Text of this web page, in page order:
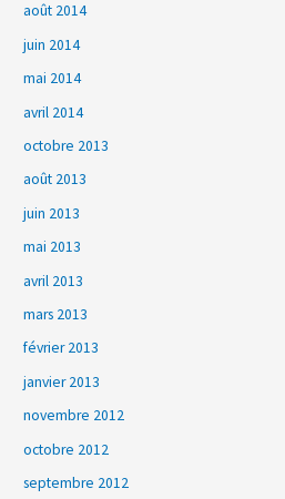
août 2014
juin 2014
mai 2014
avril 2014
octobre 2013
août 2013
juin 2013
mai 2013
avril 2013
mars 2013
février 2013
janvier 2013
novembre 2012
octobre 2012
septembre 2012